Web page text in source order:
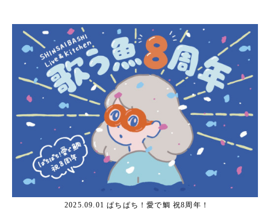
2025.09.01 ぱちぱち！愛で鯛 祝8周年！